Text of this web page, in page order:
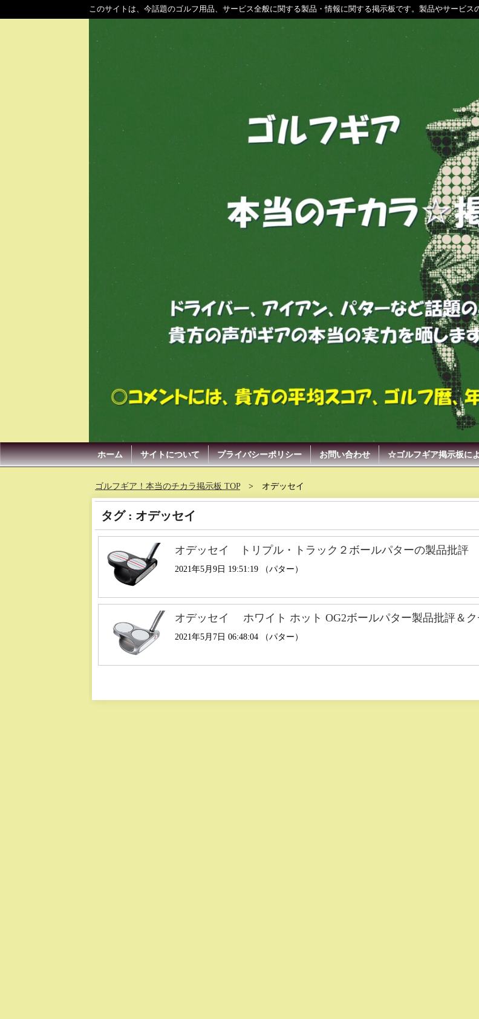
このサイトは、今話題のゴルフ用品、サービス全般に関する製品・情報に関する掲示板です。製品やサービス
ホーム サイトについて プライバシーポリシー お問い合わせ ☆ゴルフギア掲示板に
ゴルフギア！本当のチカラ掲示板 TOP オデッセイ
タグ : オデッセイ
オデッセイ トリプル・トラック２ボールパターの製品批評
2021年5月9日 19:51:19 （パター）
オデッセイ ホワイト ホット OG2ボールパター製品批評＆ク
2021年5月7日 06:48:04 （パター）